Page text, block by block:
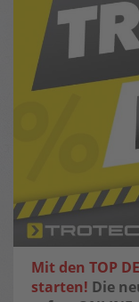
Mit den TOP
starten! Die